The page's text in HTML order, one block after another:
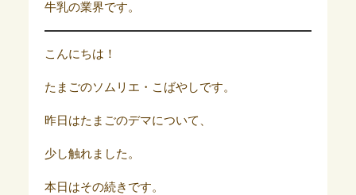
牛乳の業界です。
こんにちは！
たまごのソムリエ・こばやしです。
昨日はたまごのデマについて、
少し触れました。
本日はその続きです。